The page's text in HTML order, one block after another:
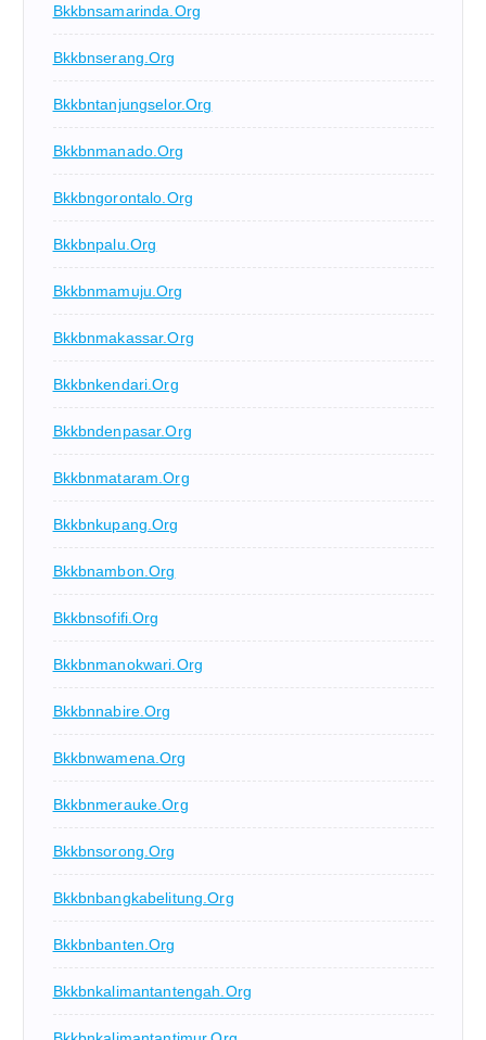
Bkkbnsamarinda.org
Bkkbnserang.org
Bkkbntanjungselor.org
Bkkbnmanado.org
Bkkbngorontalo.org
Bkkbnpalu.org
Bkkbnmamuju.org
Bkkbnmakassar.org
Bkkbnkendari.org
Bkkbndenpasar.org
Bkkbnmataram.org
Bkkbnkupang.org
Bkkbnambon.org
Bkkbnsofifi.org
Bkkbnmanokwari.org
Bkkbnnabire.org
Bkkbnwamena.org
Bkkbnmerauke.org
Bkkbnsorong.org
Bkkbnbangkabelitung.org
Bkkbnbanten.org
Bkkbnkalimantantengah.org